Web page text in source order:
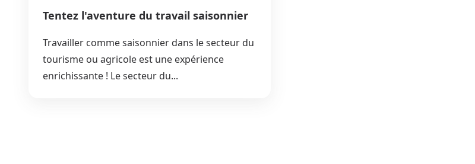
Tentez l'aventure du travail saisonnier
Travailler comme saisonnier dans le secteur du
tourisme ou agricole est une expérience
enrichissante ! Le secteur du...